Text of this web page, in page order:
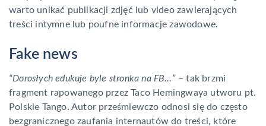
warto unikać publikacji zdjęć lub video zawierających
treści intymne lub poufne informacje zawodowe.
Fake news
“Dorosłych edukuje byle stronka na FB…”– tak brzmi
fragment rapowanego przez Taco Hemingwaya utworu pt.
Polskie Tango. Autor prześmiewczo odnosi się do często
bezgranicznego zaufania internautów do treści, które